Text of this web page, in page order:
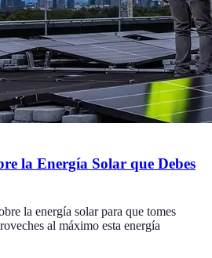
la Energía Solar que Debes
la energía solar para que tomes
al máximo esta energía